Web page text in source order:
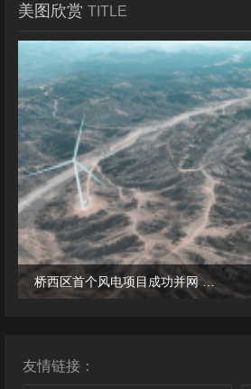
美图欣赏 TITLE
桥西区首个风电项目成功并网 助力绿电转型与乡村共富
冬季张北风景 桥西区首个风电项目成功并网 助力绿电转型与乡村共富
友情链接：